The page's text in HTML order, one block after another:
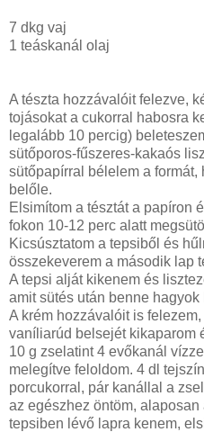
7 dkg vaj
1 teáskanál olaj
A tészta hozzávalóit felezve,
tojásokat a cukorral habosra
legalább 10 percig)
sütőporos-fűszeres-kakaós
sütőpapírral bélelem a
belőle.
Elsimítom a tésztát a papíron
fokon 10-12 perc alatt
Kicsúsztatom a tepsiből és
összekeverem a második lap
A tepsi alját kikenem és
amit sütés után benne hagyok
A krém hozzávalóit is
vaníliarúd belsejét kikaparom
10 g zselatint 4 evőkanál
melegítve feloldom. 4 dl
porcukorral, pár kanállal a
az egészhez öntöm, alaposan
tepsiben lévő lapra kenem,